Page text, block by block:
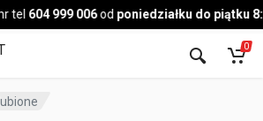
tel 604 999 006od poniedziałku do piątku
0